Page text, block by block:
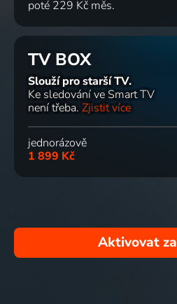
poté 229 Kč měs.
TV BOX
Slouží pro starší TV.
Ke sledování ve Smart TV
není třeba. Zjistit více
jednorázově
1 899 Kč
Aktivovat za